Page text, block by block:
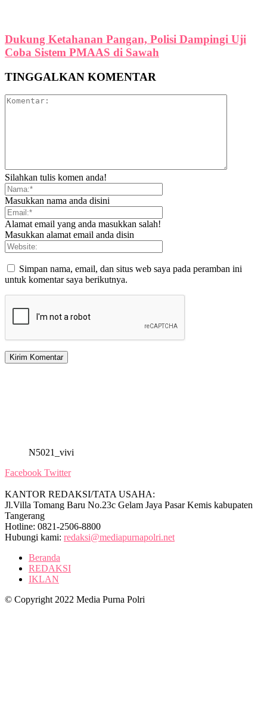
Dukung Ketahanan Pangan, Polisi Dampingi Uji
Coba Sistem PMAAS di Sawah
TINGGALKAN KOMENTAR
Silahkan tulis komen anda!
Masukkan nama anda disini
Alamat email yang anda masukkan salah!
Masukkan alamat email anda disin
Simpan nama, email, dan situs web saya pada peramban ini
untuk komentar saya berikutnya.
N5021_vivi
Facebook Twitter
KANTOR REDAKSI/TATA USAHA:
Jl.Villa Tomang Baru No.23c Gelam Jaya Pasar Kemis kabupaten
Tangerang
Hotline: 0821-2506-8800
Hubungi kami: redaksi@mediapurnapolri.net
Beranda
REDAKSI
IKLAN
© Copyright 2022 Media Purna Polri